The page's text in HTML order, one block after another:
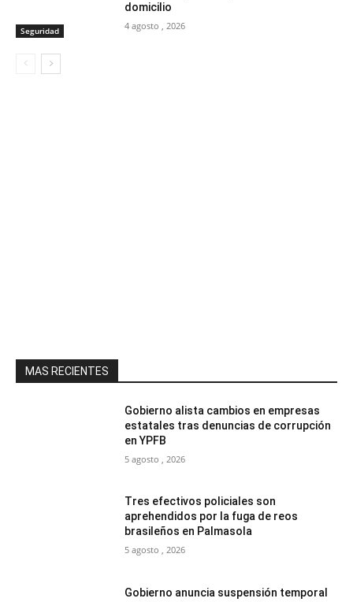
Seguridad
domicilio
4 agosto , 2026
MAS RECIENTES
Gobierno alista cambios en empresas
estatales tras denuncias de corrupción
en YPFB
5 agosto , 2026
Tres efectivos policiales son
aprehendidos por la fuga de reos
brasileños en Palmasola
5 agosto , 2026
Gobierno anuncia suspensión temporal